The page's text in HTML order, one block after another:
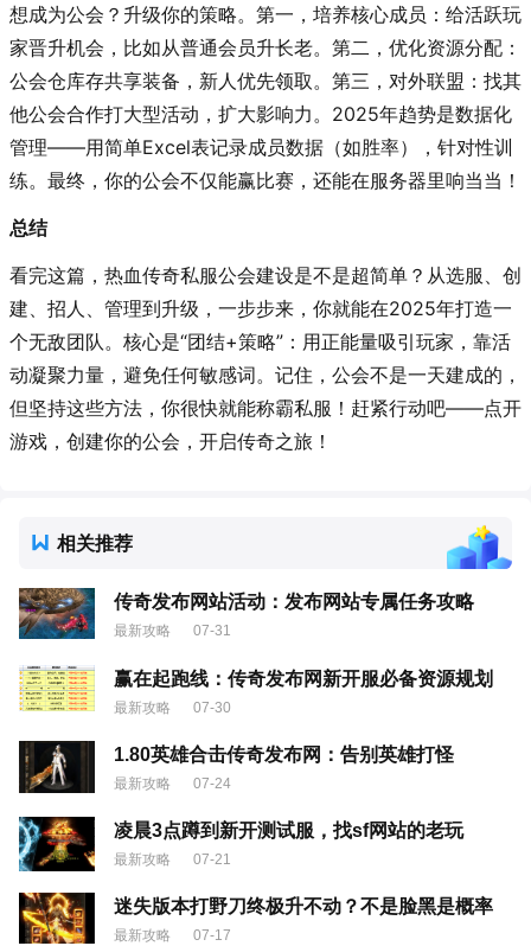
想成为公会？升级你的策略。第一，培养核心成员：给活跃玩
家晋升机会，比如从普通会员升长老。第二，优化资源分配：
公会仓库存共享装备，新人优先领取。第三，对外联盟：找其
他公会合作打大型活动，扩大影响力。2025年趋势是数据化
管理——用简单Excel表记录成员数据（如胜率），针对性训
练。最终，你的公会不仅能赢比赛，还能在服务器里响当当！
总结
看完这篇，热血传奇私服公会建设是不是超简单？从选服、创
建、招人、管理到升级，一步步来，你就能在2025年打造一
个无敌团队。核心是“团结+策略”：用正能量吸引玩家，靠活
动凝聚力量，避免任何敏感词。记住，公会不是一天建成的，
但坚持这些方法，你很快就能称霸私服！赶紧行动吧——点开
游戏，创建你的公会，开启传奇之旅！
相关推荐
传奇发布网站活动：发布网站专属任务攻略
最新攻略 07-31
赢在起跑线：传奇发布网新开服必备资源规划
最新攻略 07-30
1.80英雄合击传奇发布网：告别英雄打怪
最新攻略 07-24
凌晨3点蹲到新开测试服，找sf网站的老玩
最新攻略 07-21
迷失版本打野刀终极升不动？不是脸黑是概率
最新攻略 07-17